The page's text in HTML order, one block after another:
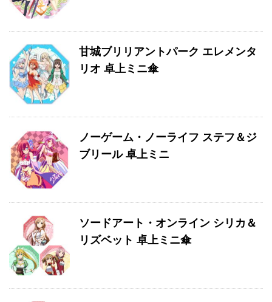
甘城ブリリアントパーク エレメンタ
リオ 卓上ミニ傘
ノーゲーム・ノーライフ ステフ＆ジ
ブリール 卓上ミニ
ソードアート・オンライン シリカ＆
リズベット 卓上ミニ傘